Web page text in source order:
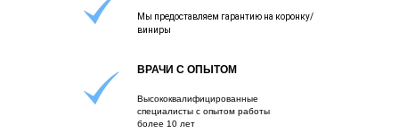
ВРАЧИ С ОПЫТОМ
Высококвалифицированные
специалисты с опытом работы
более 10 лет
Мы предоставляем гарантию на коронку/
виниры